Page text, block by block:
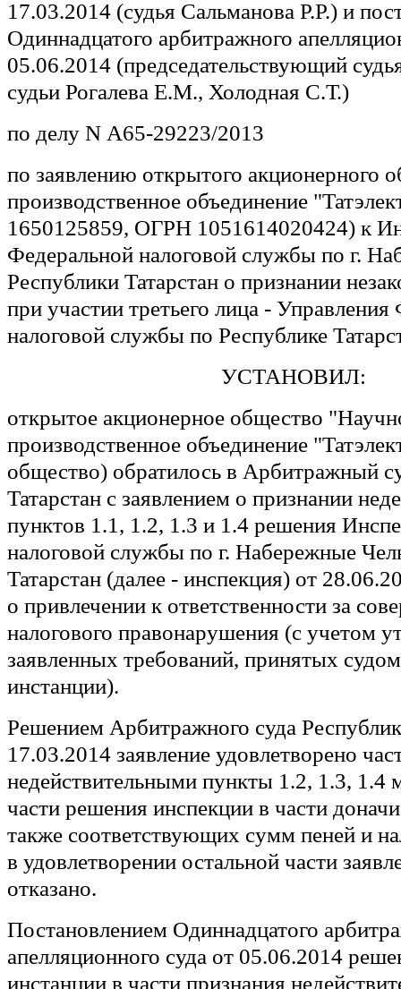
17.03.2014 (судья Сальманова Р.Р.) и
Одиннадцатого арбитражного
05.06.2014 (председательствующий
судьи Рогалева Е.М., Холодная С.Т.)
по делу N А65-29223/2013
по заявлению открытого акционерного
производственное объединение
1650125859, ОГРН 1051614020424) к
Федеральной налоговой службы по г.
Республики Татарстан о признании
при участии третьего лица -
налоговой службы по Республике
УСТАНОВИЛ:
открытое акционерное общество
производственное объединение
общество) обратилось в Арбитражный
Татарстан с заявлением о признании
пунктов 1.1, 1.2, 1.3 и 1.4 решения
налоговой службы по г. Набережные
Татарстан (далее - инспекция) от
о привлечении к ответственности за
налогового правонарушения (с учетом
заявленных требований, принятых
инстанции).
Решением Арбитражного суда
17.03.2014 заявление удовлетворено
недействительными пункты 1.2, 1.3, 1.4
части решения инспекции в части
также соответствующих сумм пеней и
в удовлетворении остальной части
отказано.
Постановлением Одиннадцатого
апелляционного суда от 05.06.2014
инстанции в части признания